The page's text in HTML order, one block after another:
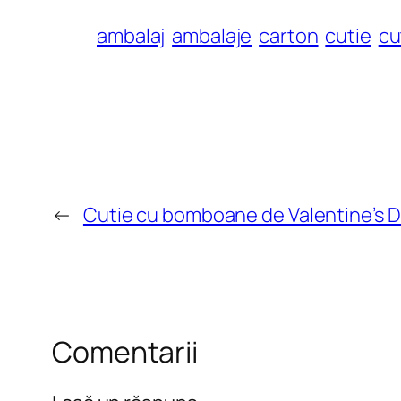
ambalaj ambalaje carton cutie
← Cutie cu bomboane de Valentine’s
Comentarii